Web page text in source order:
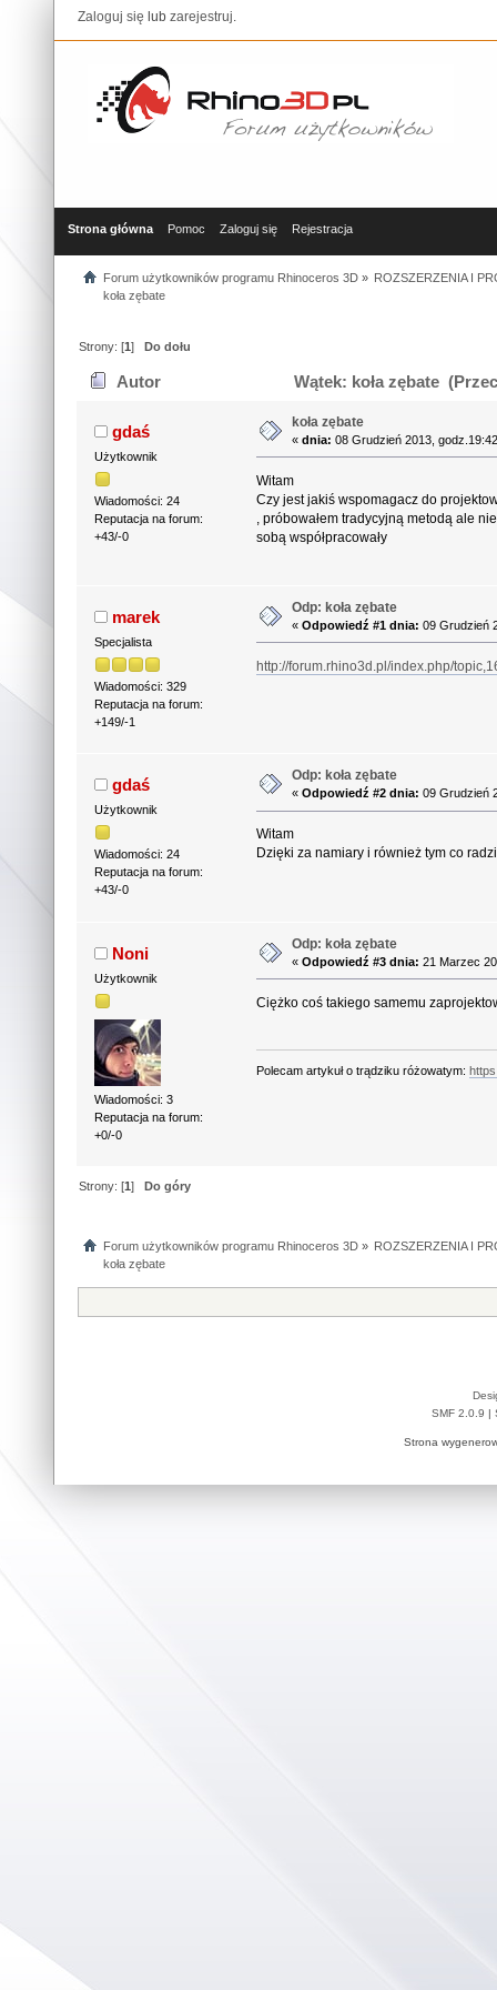
Zaloguj się lub zarejestruj.
Strona główna Pomoc Zaloguj się Rejestracja
Forum użytkowników programu Rhinoceros 3D» ROZSZERZENIA I
koła zębate
Strony: [1]Do dołu
Autor Wątek: koła zębate
gdaś
Użytkownik
Wiadomości: 24
Reputacja na forum:
+43/-0
koła zębate
«dnia: 08 Grudzień 2013,
Witam
Czy jest jakiś wspomagacz do
, próbowałem tradycyjną metodą ale
sobą współpracowały
marek
Specjalista
Wiadomości: 329
Reputacja na forum:
+149/-1
Odp: koła zębate
«Odpowiedź #1 dnia: 09 Grudzień
http://forum.rhino3d.pl/index.php/
gdaś
Użytkownik
Wiadomości: 24
Reputacja na forum:
+43/-0
Odp: koła zębate
«Odpowiedź #2 dnia: 09 Grudzień
Witam
Dzięki za namiary i również tym co
Noni
Użytkownik
Wiadomości: 3
Reputacja na forum:
+0/-0
Odp: koła zębate
«Odpowiedź #3 dnia: 21 Marzec
Ciężko coś takiego samemu
Polecam artykuł o trądziku różowatym:
Strony: [1] Do góry
Forum użytkowników programu Rhinoceros 3D»
ROZSZERZENIA I
koła zębate
SMF 2.0.9 |
Strona